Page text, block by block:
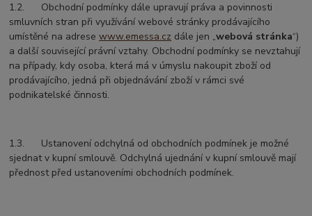
1.2. Obchodní podmínky dále upravují práva a povinnosti
smluvních stran při využívání webové stránky prodávajícího
umístěné na adresewww.emessa.cz dále jen „webová stránka“)
a další související právní vztahy. Obchodní podmínky se nevztahují
na případy, kdy osoba, která má v úmyslu nakoupit zboží od
prodávajícího, jedná při objednávání zboží v rámci své
podnikatelské činnosti.
1.3. Ustanovení odchylná od obchodních podmínek je možné
sjednat v kupní smlouvě. Odchylná ujednání v kupní smlouvě mají
přednost před ustanoveními obchodních podmínek.